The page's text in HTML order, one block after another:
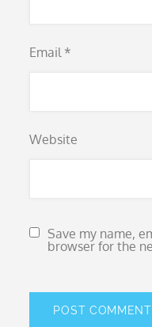
Email *
Website
Save my name,
browser for the